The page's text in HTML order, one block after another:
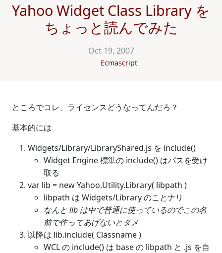
Yahoo Widget Class Library を
ちょっと読んでみた
Oct 19, 2007
Ecmascript
ところでコレ、ライセンスどうなってんだろ？
基本的には
Widgets/Library/LibraryShared.js を include()
Widget Engine 標準の include() はパスを受け
取る
var lib = new Yahoo.Utility.Library( libpath )
libpath は Widgets/Library のことナリ
なんと lib は中で普通に使っているのでこの名
前で作ってあげないとダメ
以降は lib.include( Classname )
WCL の include() は base の libpath と .js を自